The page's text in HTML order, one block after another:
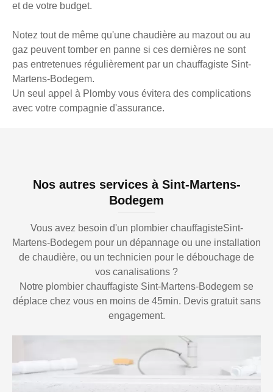
et de votre budget.
Notez tout de même qu'une chaudière au mazout ou au
gaz peuvent tomber en panne si ces dernières ne sont
pas entretenues régulièrement par un chauffagiste Sint-
Martens-Bodegem.
Un seul appel à Plomby vous évitera des complications
avec votre compagnie d'assurance.
Nos autres services à Sint-Martens-
Bodegem
Vous avez besoin d'un plombier chauffagisteSint-
Martens-Bodegem pour un dépannage ou une installation
de chaudière, ou un technicien pour le débouchage de
vos canalisations ?
Notre plombier chauffagiste Sint-Martens-Bodegem se
déplace chez vous en moins de 45min. Devis gratuit sans
engagement.